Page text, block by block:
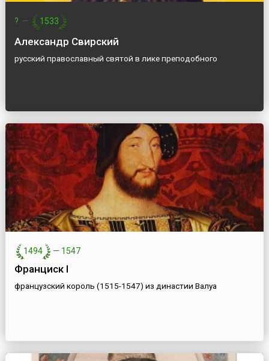
? — 1533
Александр Свирский
русский православный святой в лике преподобного
1494 — 1547
Франциск I
французский король (1515-1547) из династии Валуа